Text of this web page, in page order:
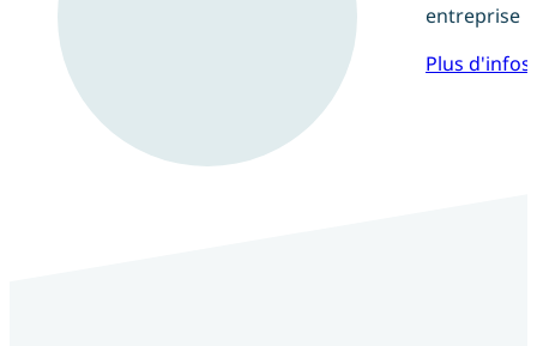
entreprise
Plus d'infos